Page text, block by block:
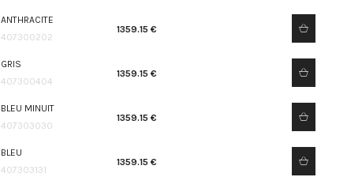
ANTHRACITE
407300202
1359.15 €
GRIS
407300404
1359.15 €
BLEU MINUIT
407303030
1359.15 €
BLEU
407303131
1359.15 €